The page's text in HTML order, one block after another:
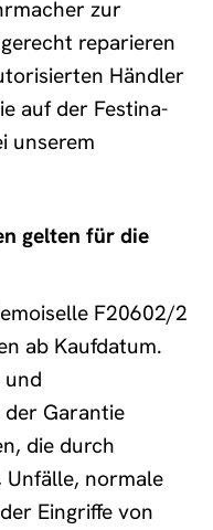
zur
reparieren
Händler
auf der Festina-
unserem
gelten für die
F20602/2
ab Kaufdatum.
und
Garantie
die durch
Unfälle, normale
Eingriffe von